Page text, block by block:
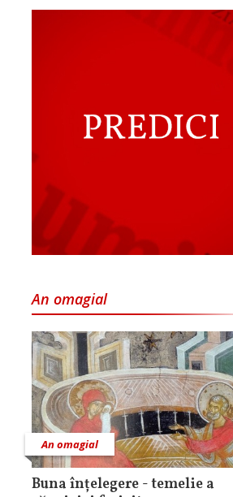
An omagial
An omagial
Buna înțelegere - temelie a